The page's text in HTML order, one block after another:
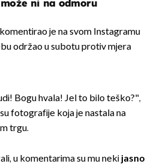
može ni na odmoru
komentirao je na svom Instagramu
održao u subotu protiv mjera
Bogu hvala! Jel to bilo teško?",
fotografije koja je nastala na
trgu.
u komentarima su mu neki jasno